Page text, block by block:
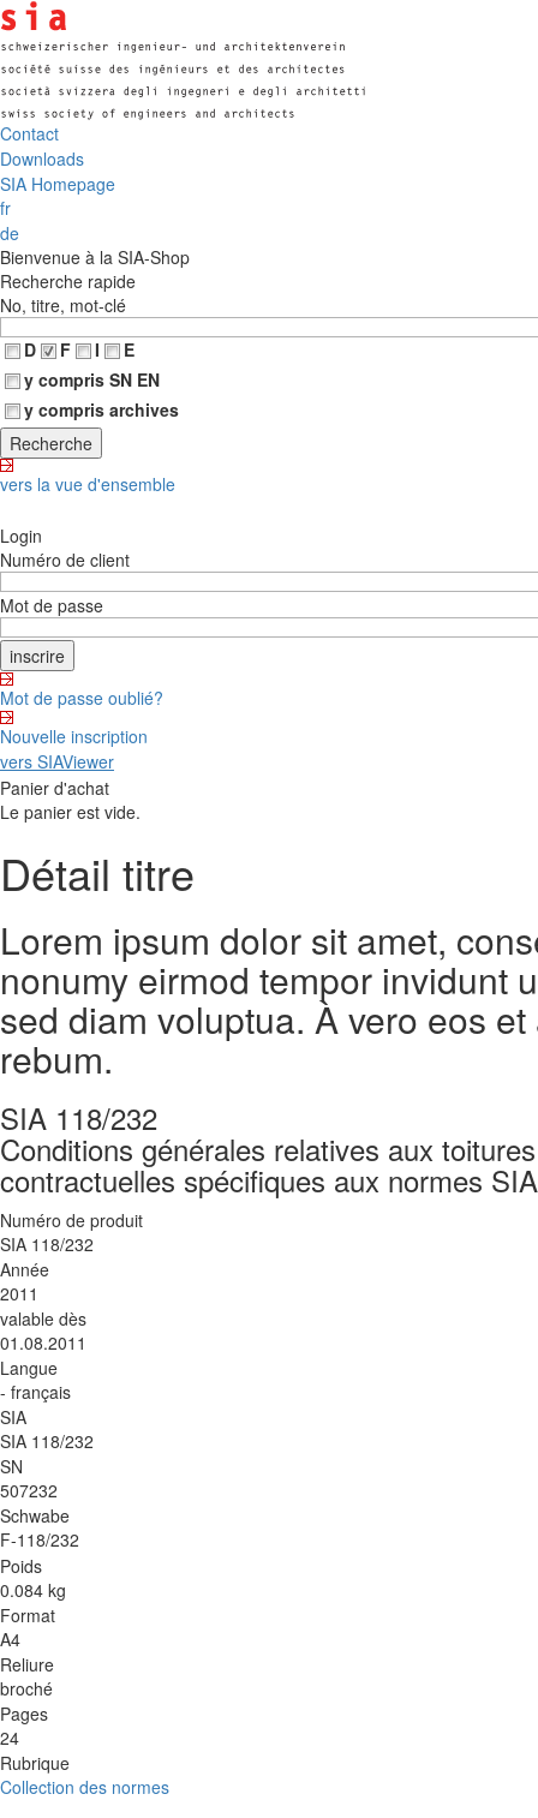
Contact
Downloads
SIA Homepage
fr
de
Bienvenue à la SIA-Shop
Recherche rapide
No, titre, mot-clé
D
F I
E
y compris SN EN
y compris archives
vers la vue d'ensemble
Login
Numéro de client
Mot de passe
Mot de passe oublié?
Nouvelle inscription
vers SIAViewer
Panier d'achat
Le panier est vide.
Détail titre
Lorem ipsum dolor sit amet,
nonumy eirmod tempor invidunt
sed diam voluptua. À vero eos
rebum.
SIA 118/232
Conditions générales relatives aux
contractuelles spécifiques aux normes
Numéro de produit
SIA 118/232
Année
2011
valable dès
01.08.2011
Langue
- français
SIA
SIA 118/232
SN
507232
Schwabe
F-118/232
Poids
0.084 kg
Format
A4
Reliure
broché
Pages
24
Rubrique
Collection des normes